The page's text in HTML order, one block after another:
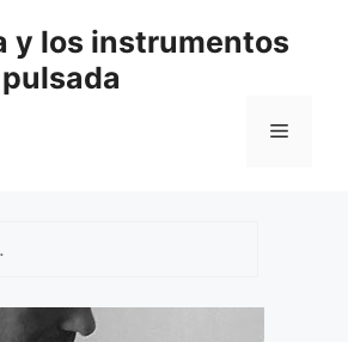
y los instrumentos
Menú